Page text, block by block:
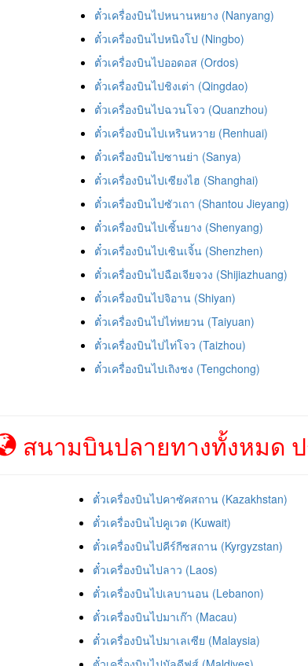
ตั๋วเครื่องบินไปหนานหยาง (Nanyang)
ตั๋วเครื่องบินไปหนิงโป (Ningbo)
ตั๋วเครื่องบินไปออดอส (Ordos)
ตั๋วเครื่องบินไปชิงเต่า (Qingdao)
ตั๋วเครื่องบินไปฉวนโจว (Quanzhou)
ตั๋วเครื่องบินไปเหรินหวาย (Renhuai)
ตั๋วเครื่องบินไปซานย่า (Sanya)
ตั๋วเครื่องบินไปเซียงไฮ (Shanghai)
ตั๋วเครื่องบินไปซัวเถา (Shantou Jieyang)
ตั๋วเครื่องบินไปเซิ้นยาง (Shenyang)
ตั๋วเครื่องบินไปเซินเจิ้น (Shenzhen)
ตั๋วเครื่องบินไปฉือเจียจวง (Shijiazhuang)
ตั๋วเครื่องบินไปจิอาน (Shiyan)
ตั๋วเครื่องบินไปไท่หยวน (Taiyuan)
ตั๋วเครื่องบินไปไท่โจว (Taizhou)
ตั๋วเครื่องบินไปเถิงชง (Tengchong)
สนามบินปลายทางทั้งหมด ป
ตั๋วเครื่องบินไปคาซัคสถาน (Kazakhstan)
ตั๋วเครื่องบินไปคูเวต (Kuwait)
ตั๋วเครื่องบินไปคีร์กีซสถาน (Kyrgyzstan)
ตั๋วเครื่องบินไปลาว (Laos)
ตั๋วเครื่องบินไปเลบานอน (Lebanon)
ตั๋วเครื่องบินไปมาเก๊า (Macau)
ตั๋วเครื่องบินไปมาเลเซีย (Malaysia)